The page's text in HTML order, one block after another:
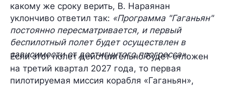
какому же сроку верить, В. Нараянан
уклончиво ответил так: «Программа "Гаганьян"
постоянно пересматривается, и первый
беспилотный полет будет осуществлен в
зависимости от достигнутого прогресса».
Если этот полет действительно будет отложен
на третий квартал 2027 года, то первая
пилотируемая миссия корабля «Гаганьян»,